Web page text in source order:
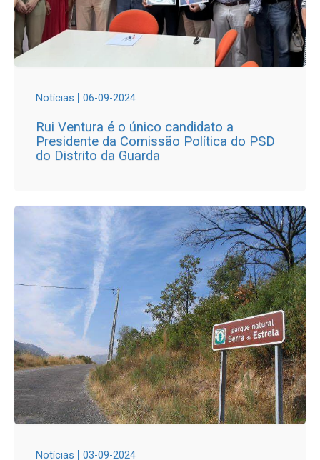
Notícias | 06-09-2024
Rui Ventura é o único candidato a
Presidente da Comissão Política do PSD
do Distrito da Guarda
Notícias | 03-09-2024